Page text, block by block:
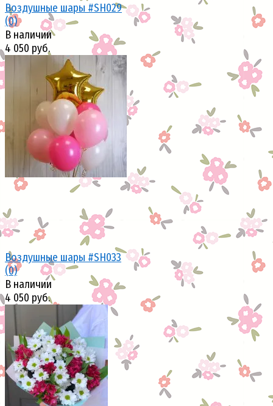
избранное сравнить
Воздушные шары #SH029
(0)
В наличии
4 050 руб.
избранное сравнить
Воздушные шары #SH033
(0)
В наличии
4 050 руб.